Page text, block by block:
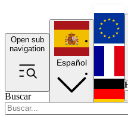
Open sub
navigation
Buscar
Español